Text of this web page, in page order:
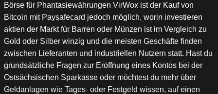
Börse für Phantasiewährungen VirWox ist der Kauf von
Bitcoin mit Paysafecard jedoch möglich, worin investieren
aktien der Markt für Barren oder Münzen ist im Vergleich zu
Gold oder Silber winzig und die meisten Geschäfte finden
zwischen Lieferanten und industriellen Nutzern statt. Hast du
grundsätzliche Fragen zur Eröffnung eines Kontos bei der
Ostsächsischen Sparkasse oder möchtest du mehr über
Geldanlagen wie Tages- oder Festgeld wissen, auf einen